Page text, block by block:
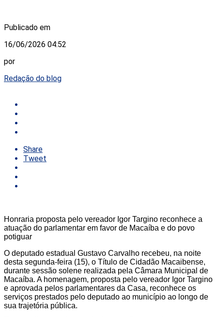
Publicado em
16/06/2026 04:52
por
Redação do blog
Share
Tweet
Honraria proposta pelo vereador Igor Targino reconhece a
atuação do parlamentar em favor de Macaíba e do povo
potiguar
O deputado estadual Gustavo Carvalho recebeu, na noite
desta segunda-feira (15), o Título de Cidadão Macaibense,
durante sessão solene realizada pela Câmara Municipal de
Macaíba. A homenagem, proposta pelo vereador Igor Targino
e aprovada pelos parlamentares da Casa, reconhece os
serviços prestados pelo deputado ao município ao longo de
sua trajetória pública.